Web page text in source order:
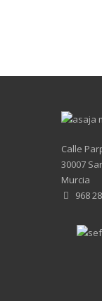
Calle
30007
Murcia
968